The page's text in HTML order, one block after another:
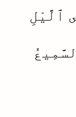
ٱلَّيْلِ